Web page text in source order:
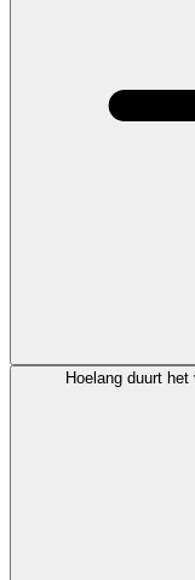
Hoelang duurt